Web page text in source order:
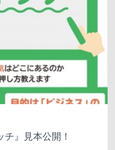
チ』見本公開！